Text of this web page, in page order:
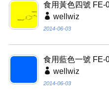
食用黃色四號 FE-
wellwiz
2014-06-03
食用藍色一號 FE-
wellwiz
2014-06-03